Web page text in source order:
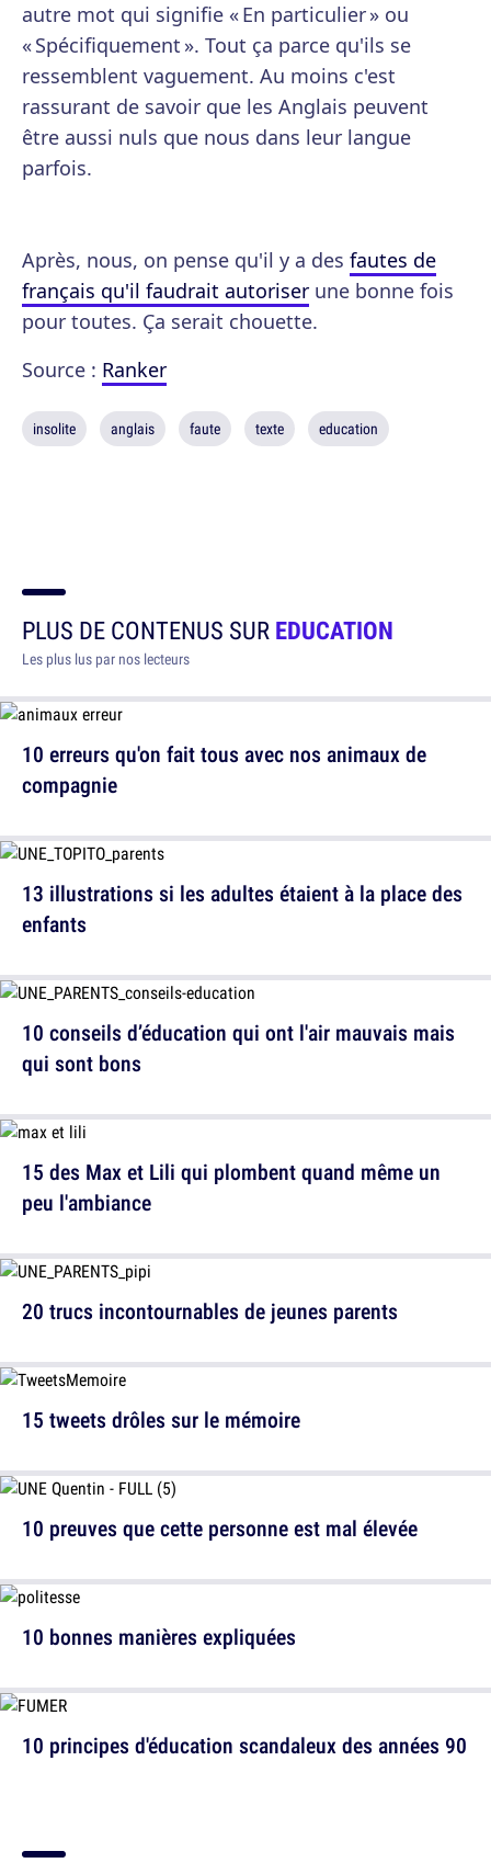
autre mot qui signifie « En particulier » ou
« Spécifiquement ». Tout ça parce qu'ils se
ressemblent vaguement. Au moins c'est
rassurant de savoir que les Anglais peuvent
être aussi nuls que nous dans leur langue
parfois.
Après, nous, on pense qu'il y a des fautes de
français qu'il faudrait autoriser une bonne fois
pour toutes. Ça serait chouette.
Source : Ranker
insolite anglais faute texte education
PLUS DE CONTENUS SUREDUCATION
Les plus lus par nos lecteurs
10 erreurs qu'on fait tous avec nos animaux de
compagnie
10 conseils d’éducation qui ont l'air mauvais mais
qui sont bons
20 trucs incontournables de jeunes parents
10 preuves que cette personne est mal élevée
10 principes d'éducation scandaleux des années 90
13 illustrations si les adultes étaient à la place des
enfants
15 des Max et Lili qui plombent quand même un
peu l'ambiance
15 tweets drôles sur le mémoire
10 bonnes manières expliquées